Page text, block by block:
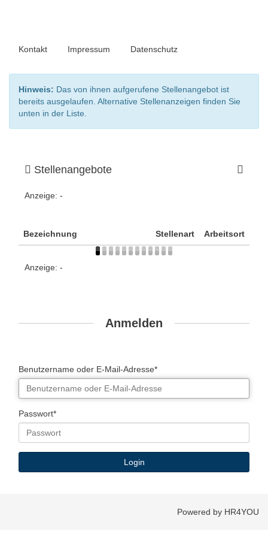
Kontakt Impressum Datenschutz
Hinweis: Das von ihnen aufgerufene Stellenangebot ist
bereits ausgelaufen. Alternative Stellenanzeigen finden Sie
unten in der Liste.
Stellenangebote
Anzeige: -
Bezeichnung Stellenart Arbeitsort
Anzeige: -
Anmelden
Benutzername oder E-Mail-Adresse*
Passwort*
Powered by HR4YOU